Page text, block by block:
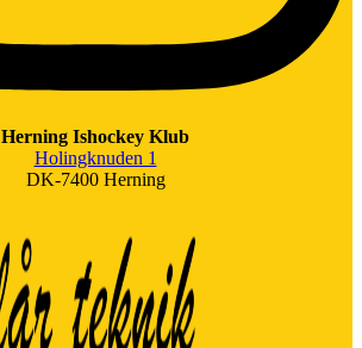
Herning Ishockey Klub
Holingknuden 1
DK-7400 Herning